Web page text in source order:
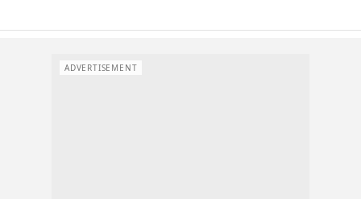
ADVERTISEMENT